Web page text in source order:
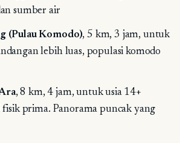
sumber air
(Pulau Komodo), 5 km, 3 jam, untuk
lebih luas, populasi komodo
, 8 km, 4 jam, untuk usia 14+
fisik prima. Panorama puncak yang